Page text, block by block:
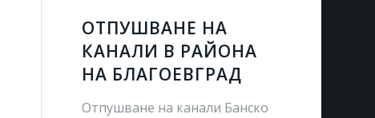
ОТПУШВАНЕ НА
КАНАЛИ В РАЙОНА
НА БЛАГОЕВГРАД
Отпушване на канали Банско